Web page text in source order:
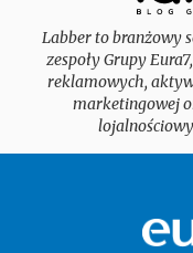
Labber to branżowy
zespoły Grupy
reklamowych,
marketingowej